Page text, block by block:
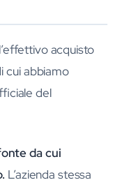
acquisto
cui abbiamo
del
da cui
L’azienda stessa